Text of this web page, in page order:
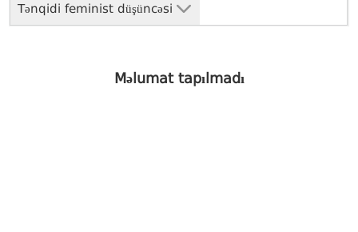
Tənqidi feminist düşüncəsi
Məlumat tapılmadı